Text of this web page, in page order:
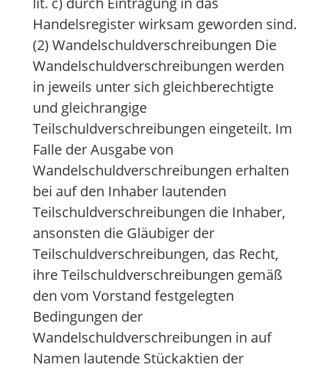
Handelsregister wirksam geworden sind.
(2) Wandelschuldverschreibungen Die
Wandelschuldverschreibungen werden
in jeweils unter sich gleichberechtigte
und gleichrangige
Teilschuldverschreibungen eingeteilt. Im
Falle der Ausgabe von
Wandelschuldverschreibungen erhalten
bei auf den Inhaber lautenden
Teilschuldverschreibungen die Inhaber,
ansonsten die Gläubiger der
Teilschuldverschreibungen, das Recht,
ihre Teilschuldverschreibungen gemäß
den vom Vorstand festgelegten
Bedingungen der
Wandelschuldverschreibungen in auf
Namen lautende Stückaktien der